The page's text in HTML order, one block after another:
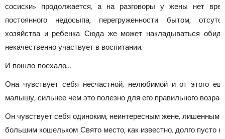
сосиски» продолжается, а на разговоры у жены нет
постоянного недосыпа, перегруженности бытом,
хозяйства и ребенка. Сюда же может накладываться
некачественно участвует в воспитании.
И пошло-поехало…
Она чувствует себя несчастной, нелюбимой и от этого
малышу, сильнее чем это полезно для его правильного
Он чувствует себя одиноким, неинтересным жене, лишенным
большим кошельком. Свято место, как известно, долго пусто